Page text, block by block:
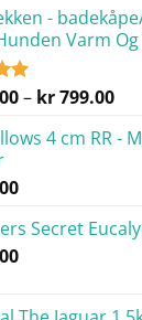
-
Varm
– kr799.00
til
4 cm RR -
Secret